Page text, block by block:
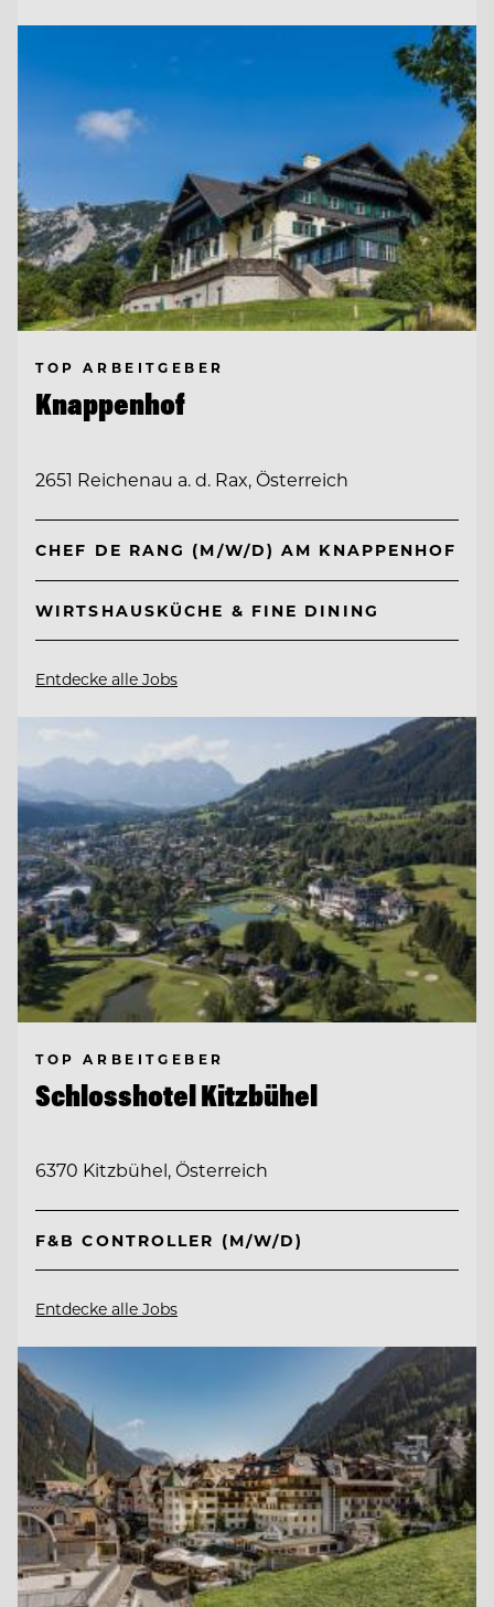
TOP ARBEITGEBER
Knappenhof
2651 Reichenau a. d. Rax, Österreich
CHEF DE RANG (M/W/D) AM KNAPPENHOF
WIRTSHAUSKÜCHE & FINE DINING
Entdecke alle Jobs
TOP ARBEITGEBER
Schlosshotel Kitzbühel
6370 Kitzbühel, Österreich
F&B CONTROLLER (M/W/D)
Entdecke alle Jobs